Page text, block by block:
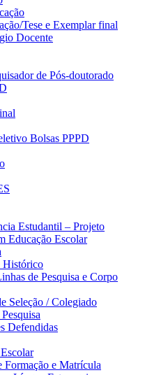
Tese e Exemplar final
Docente
de Pós-doutorado
Bolsas PPPD
Estudantil – Projeto
Educação Escolar
Histórico
de Pesquisa e Corpo
Seleção / Colegiado
Defendidas
Formação e Matrícula